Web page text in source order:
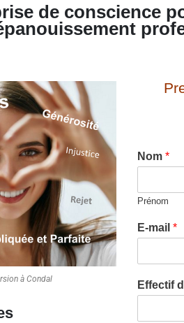
de conscience
à Condal
Nom *
Prénom
E-mail *
Effectif